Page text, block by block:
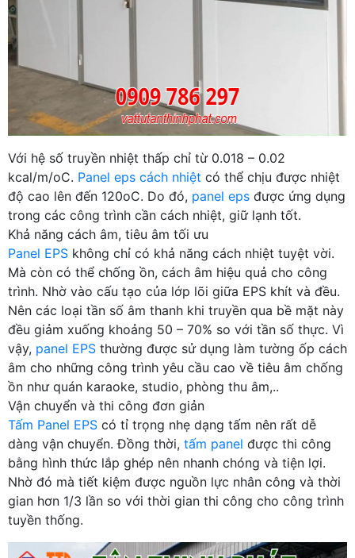
Với hệ số truyền nhiệt thấp chỉ từ 0.018 – 0.02
kcal/m/oC. Panel eps cách nhiệt có thể chịu được nhiệt
độ cao lên đến 120oC. Do đó, panel eps được ứng dụng
trong các công trình cần cách nhiệt, giữ lạnh tốt.
Khả năng cách âm, tiêu âm tối ưu
Panel EPS không chỉ có khả năng cách nhiệt tuyệt vời.
Mà còn có thể chống ồn, cách âm hiệu quả cho công
trình. Nhờ vào cấu tạo của lớp lõi giữa EPS khít và đều.
Nên các loại tần số âm thanh khi truyền qua bề mặt này
đều giảm xuống khoảng 50 – 70% so với tần số thực. Vì
vậy, panel EPS thường được sử dụng làm tường ốp cách
âm cho những công trình yêu cầu cao về tiêu âm chống
ồn như quán karaoke, studio, phòng thu âm,..
Vận chuyển và thi công đơn giản
Tấm Panel EPS có tỉ trọng nhẹ dạng tấm nên rất dễ
dàng vận chuyển. Đồng thời, tấm panel được thi công
bằng hình thức lắp ghép nên nhanh chóng và tiện lợi.
Nhờ đó mà tiết kiệm được nguồn lực nhân công và thời
gian hơn 1/3 lần so với thời gian thi công cho công trình
tuyền thống.